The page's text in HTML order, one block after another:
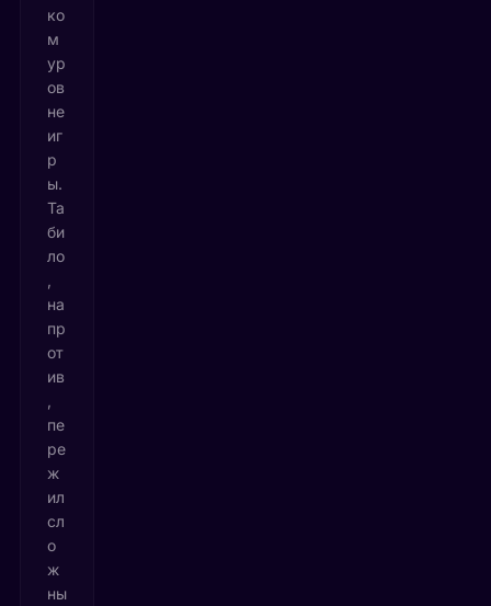
ко
м
ур
ов
не
иг
р
ы.
Та
би
ло
на
пр
от
ив
пе
ре
ж
ил
сл
о
ж
ны